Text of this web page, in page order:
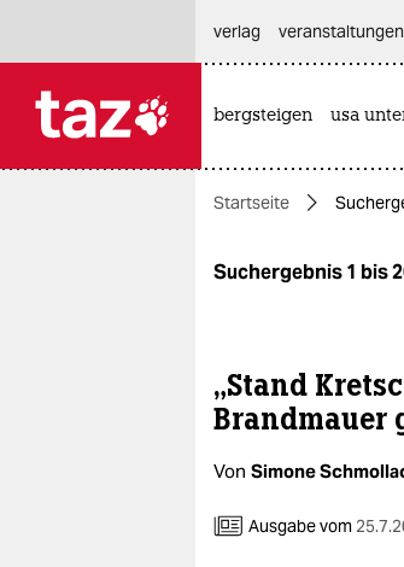
themen
politik
gesellschaft
kultur
berlin
verlag
veranstaltungen
bergsteigen usa
Startseite
Suchergebnis 1 bis
„Stand
Brandmauer
Von Simone
Ausgabe vom